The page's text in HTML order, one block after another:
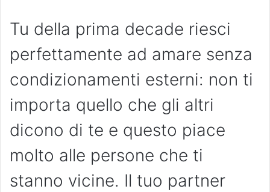
Tu della prima decade riesci
perfettamente ad amare senza
condizionamenti esterni: non ti
importa quello che gli altri
dicono di te e questo piace
molto alle persone che ti
stanno vicine. Il tuo partner